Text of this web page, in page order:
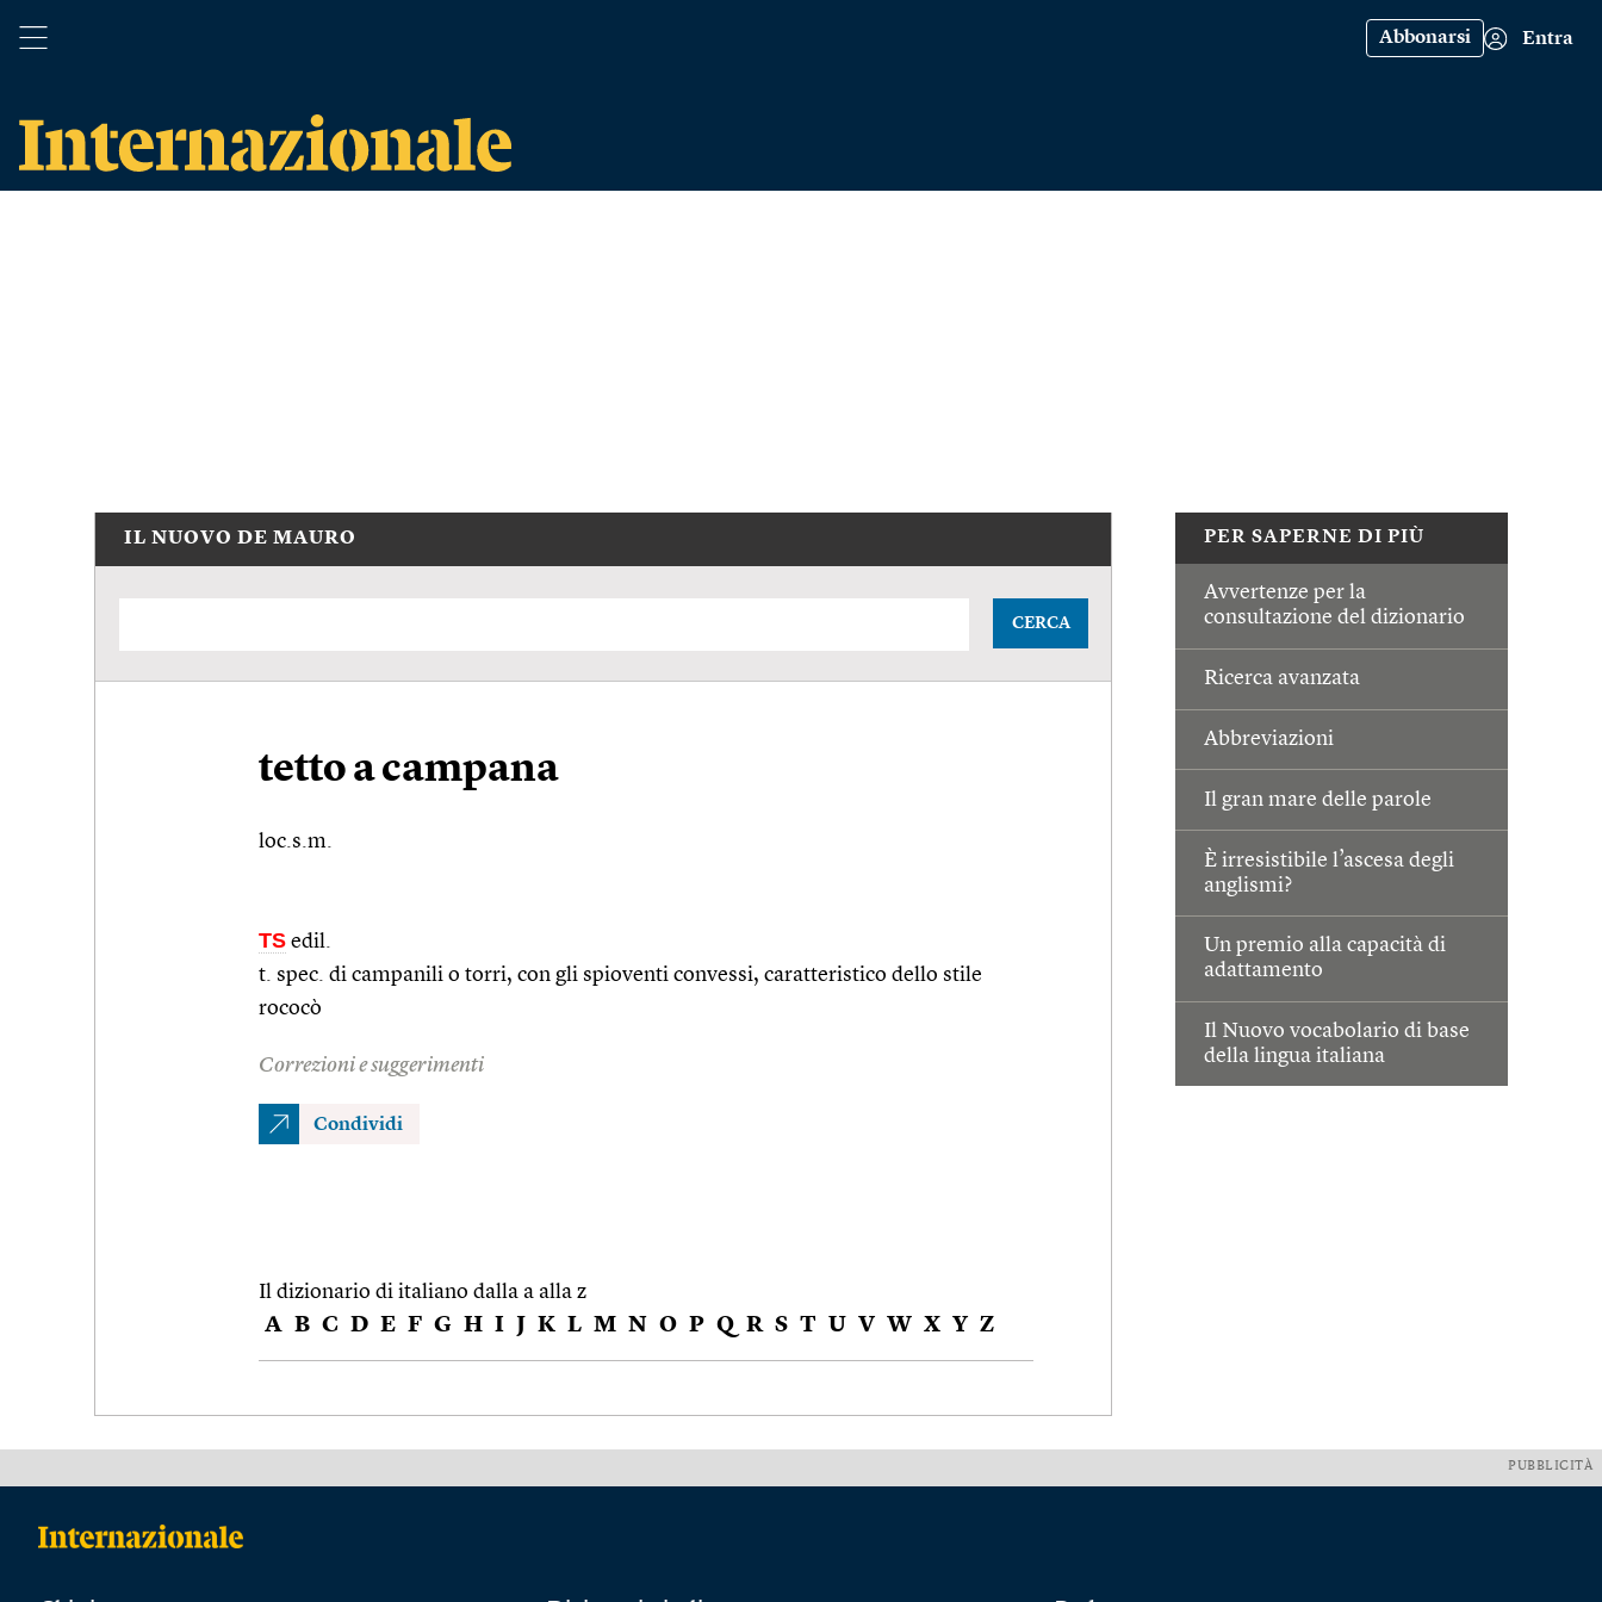
Abbonarsi Entra
PER SAPERNE DI PIÙ
Avvertenze per la
consultazione del dizionario
Ricerca avanzata
Abbreviazioni
Il gran mare delle parole
È irresistibile l’ascesa degli
anglismi?
Un premio alla capacità di
adattamento
Il Nuovo vocabolario di base
della lingua italiana
IL NUOVO DE MAURO
CERCA
tetto a campana
loc.s.m.
TS edil.
t. spec. di campanili o torri, con gli spioventi convessi, caratteristico dello stile
rococò
Correzioni e suggerimenti
Condividi
Il dizionario di italiano dalla a alla z
A B C D E F G H I J K L M N O P Q R S T U V W X Y Z
PUBBLICITÀ